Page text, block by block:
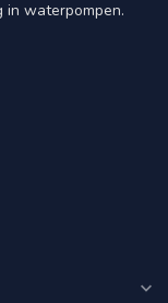
in waterpompen.